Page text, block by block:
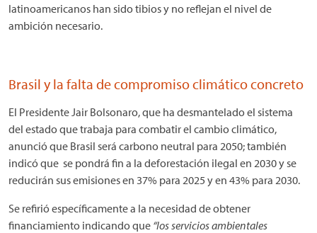
latinoamericanos han sido tibios y no reflejan el nivel de
ambición necesario.
Brasil y la falta de compromiso climático concreto
El Presidente Jair Bolsonaro, que ha desmantelado el sistema
del estado que trabaja para combatir el cambio climático,
anunció que Brasil será carbono neutral para 2050; también
indicó que se pondrá fin a la deforestación ilegal en 2030 y se
reducirán sus emisiones en 37% para 2025 y en 43% para 2030.
Se refirió específicamente a la necesidad de obtener
financiamiento indicando que “los servicios ambientales